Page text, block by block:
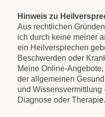
Hinweis zu
Aus rechtlichen
ich durch keine meiner
ein Heilversprechen
Beschwerden oder
Meine Online-
der allgemeinen
und
Diagnose oder Therapie.